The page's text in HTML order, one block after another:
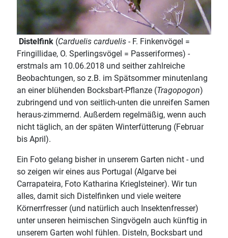
Distelfink (Carduelis carduelis - F. Finkenvögel =
Fringillidae, O. Sperlingsvögel = Passeriformes) -
erstmals am 10.06.2018 und seither zahlreiche
Beobachtungen, so z.B. im Spätsommer minutenlang
an einer blühenden Bocksbart-Pflanze (Tragopogon)
zubringend und von seitlich-unten die unreifen Samen
heraus-zimmernd. Außerdem regelmäßig, wenn auch
nicht täglich, an der späten Winterfütterung (Februar
bis April).
Ein Foto gelang bisher in unserem Garten nicht - und
so zeigen wir eines aus Portugal (Algarve bei
Carrapateira, Foto Katharina Krieglsteiner). Wir tun
alles, damit sich Distelfinken und viele weitere
Körnerrfresser (und natürlich auch Insektenfresser)
unter unseren heimischen Singvögeln auch künftig in
unserem Garten wohl fühlen. Disteln, Bocksbart und